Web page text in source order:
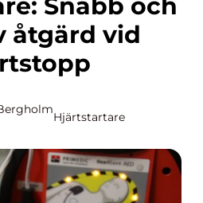
Snabb och
åtgärd vid
Hjärtstartare